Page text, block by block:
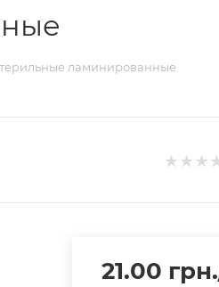
ламинированные
21.00 грн.